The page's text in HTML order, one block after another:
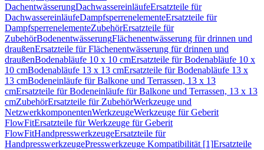
DachentwässerungDachwassereinläufeErsatzteile für
DachwassereinläufeDampfsperrenelementeErsatzteile für
DampfsperrenelementeZubehörErsatzteile für
ZubehörBodenentwässerungFlächenentwässerung für drinnen und
draußenErsatzteile für Flächenentwässerung für drinnen und
draußenBodenabläufe 10 x 10 cmErsatzteile für Bodenabläufe 10 x
10 cmBodenabläufe 13 x 13 cmErsatzteile für Bodenabläufe 13 x
13 cmBodeneinläufe für Balkone und Terrassen, 13 x 13
cmErsatzteile für Bodeneinläufe für Balkone und Terrassen, 13 x 13
cmZubehörErsatzteile für ZubehörWerkzeuge und
NetzwerkkomponentenWerkzeugeWerkzeuge für Geberit
FlowFitErsatzteile für Werkzeuge für Geberit
FlowFitHandpresswerkzeugeErsatzteile für
HandpresswerkzeugePresswerkzeuge Kompatibilität [1]Ersatzteile